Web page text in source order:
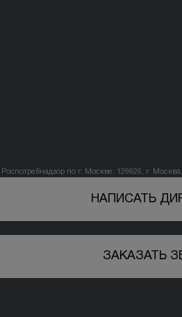
Роспотребнадзор по г. Москве: 129626, г.
НАПИСАТЬ
ЗАКАЗАТЬ